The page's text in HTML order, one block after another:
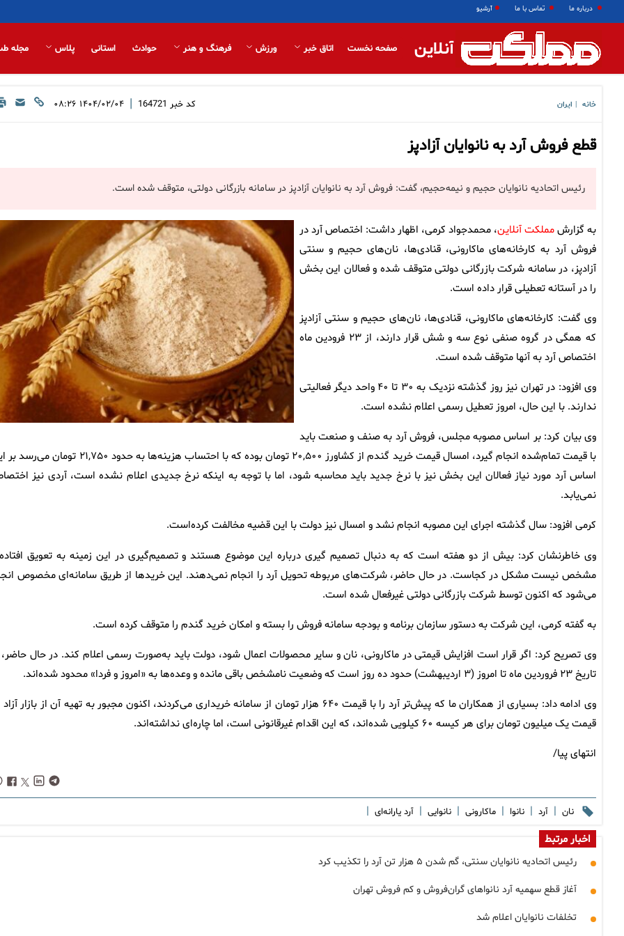
درباره ما تماس با ما آرشیو
آنلاین صفحه نخست اتاق خبر ورزش فرهنگ و هنر حوادث استانی پلاس مجله
خانه ایران کد خبر 164721
| ۱۴۰۴/۰۲/۰۴ ۰۸:۲۶
قطع فروش آرد به نانوایان آزادپز
رئیس اتحادیه نانوایان حجیم و نیمه‌حجیم، گفت: فروش آرد به نانوایان آزادپز در سامانه بازرگانی دولتی، متوقف شده است.
به گزارشمملکت آنلاین، محمدجواد کرمی، اظهار داشت: اختصاص آرد در
فروش آرد به کارخانه‌های ماکارونی، قنادی‌ها، نان‌های حجیم و سنتی
آزادپز، در سامانه شرکت بازرگانی دولتی متوقف شده و فعالان این بخش
را در آستانه تعطیلی قرار داده است.
وی گفت: کارخانه‌های ماکارونی، قنادی‌ها، نان‌های حجیم و سنتی آزادپز
که همگی در گروه صنفی نوع سه و شش قرار دارند، از ۲۳ فرودین ماه
اختصاص آرد به آنها متوقف شده است.
وی افزود: در تهران نیز روز گذشته نزدیک به ۳۰ تا ۴۰ واحد دیگر فعالیتی
ندارند. با این حال، امروز تعطیل رسمی اعلام نشده است.
وی بیان کرد: بر اساس مصوبه مجلس، فروش آرد به صنف و صنعت باید
با قیمت تمام‌شده انجام گیرد، امسال قیمت خرید گندم از کشاورز ۲۰,۵۰۰ تومان بوده که با احتساب هزینه‌ها به حدود ۲۱,۷۵۰
اساس آرد مورد نیاز فعالان این بخش نیز با نرخ جدید باید محاسبه شود، اما با توجه به اینکه نرخ جدیدی اعلام نشده است، آردی نیز
نمی‌یابد.
کرمی افزود: سال گذشته اجرای این مصوبه انجام نشد و امسال نیز دولت با این قضیه مخالفت کرده‌است.
وی خاطرنشان کرد: بیش از دو هفته است که به دنبال تصمیم گیری درباره این موضوع هستند و تصمیم‌گیری در این زمینه به تعویق
مشخص نیست مشکل در کجاست. در حال حاضر، شرکت‌های مربوطه تحویل آرد را انجام نمی‌دهند. این خرید‌ها از طریق سامانه‌ای مخصوص
می‌شود که اکنون توسط شرکت بازرگانی دولتی غیرفعال شده است.
به گفته کرمی، این شرکت به دستور سازمان برنامه و بودجه سامانه فروش را بسته و امکان خرید گندم را متوقف کرده است.
وی تصریح کرد: اگر قرار است افزایش قیمتی در ماکارونی، نان و سایر محصولات اعمال شود، دولت باید به‌صورت رسمی اعلام کند. در حال حاضر،
تاریخ ۲۳ فروردین ماه تا امروز (۳ اردیبهشت) حدود ده روز است که وضعیت نامشخص باقی مانده و وعده‌ها به «امروز و فردا» محدود شده‌اند.
وی ادامه داد: بسیاری از همکاران ما که پیش‌تر آرد را با قیمت ۶۴۰ هزار تومان از سامانه خریداری می‌کردند، اکنون مجبور به تهیه آن از بازار
قیمت یک میلیون تومان برای هر کیسه ۶۰ کیلویی شده‌اند، که این اقدام غیرقانونی است، اما چاره‌ای نداشته‌اند.
انتهای پیا/
نان | آرد | نانوا | ماکارونی | نانوایی | آرد یارانه‌ای |
اخبار مرتبط
رئیس اتحادیه نانوایان سنتی، گم شدن ۵ هزار تن آرد را تکذیب کرد
آغاز قطع سهمیه آرد نانوا‌های گران‌فروش و کم فروش تهران
تخلفات نانوایان اعلام شد